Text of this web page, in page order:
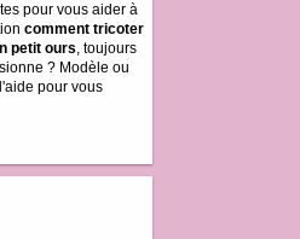
pour vous aider à
comment tricoter
petit ours, toujours
? Modèle ou
pour vous